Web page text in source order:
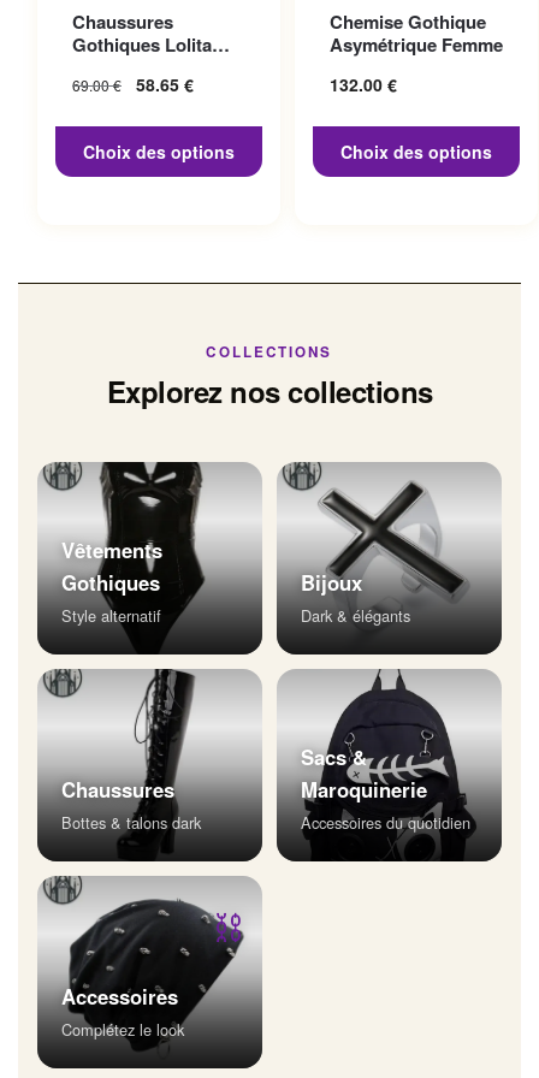
Chaussures
Gothiques Lolita
69.00€
Le prix initial
58.65 €
58.65 €.
Choix des options
variations. Les options
peuvent être choisies sur la
page du produit
Chemise Gothique
Asymétrique Femme
132.00 €
Choix des options
variations. Les options
peuvent être choisies sur la
page du produit
COLLECTIONS
Explorez nos collections
Vêtements
Gothiques
Style alternatif
Bijoux
Dark & élégants
Chaussures
Bottes & talons dark
Sacs &
Maroquinerie
Accessoires du quotidien
⛓
Accessoires
Complétez le look